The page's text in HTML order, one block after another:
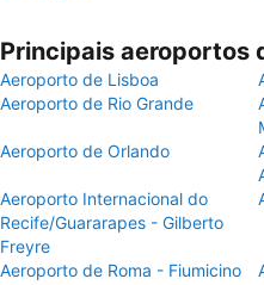
Principais aeroportos
Aeroporto de Lisboa
Aeroporto de Rio Grande
Aeroporto de Orlando
Aeroporto Internacional do
Recife/Guararapes - Gilberto
Freyre
Aeroporto de Roma - Fiumicino